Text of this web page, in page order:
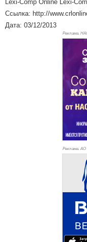
Lexi-Comp Online Lexi-
Ссылка: http://
Дата: 03/12/2013
Реклама.
Реклама. АО